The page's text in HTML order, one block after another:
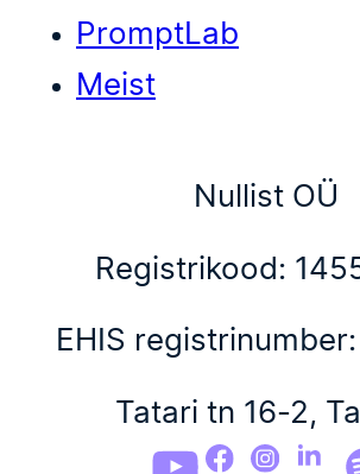
PromptLab
Meist
Nullist OÜ
Registrikood:
EHIS
Tatari tn 16-2,